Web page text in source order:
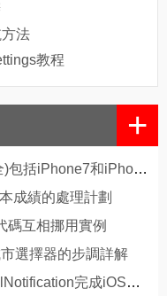
法
教程
+
iOS獲得以後裝備型號等信息(全)包括iPhone7和iPhone7P
成績的處理計劃
碼互相挪用實例
選擇器的步調詳解
iPhone/iPad開辟經由過程LocalNotification完成iOS准時當地推送功效